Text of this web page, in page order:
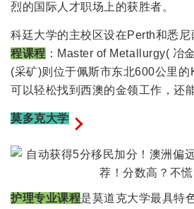
烈的国际人才职场上的获胜者。
科廷大学的主校区设在Perth和悉
程课程 ：Master of Metallurgy( 冶
(采矿)则位于佩斯市东北600公里
可以轻松找到西澳的金领工作，还
莫多克大学
护理专业课程是莫道克大学最具特